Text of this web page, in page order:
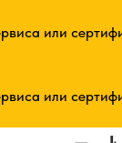
или
или